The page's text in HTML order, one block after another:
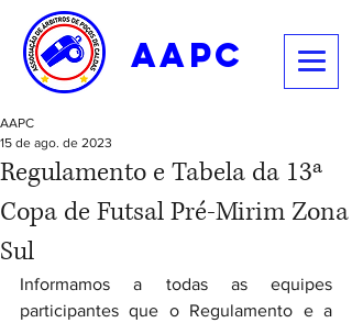
aapc
Regulamento e Tabela da 13ª
Copa de Futsal Pré-Mirim Zona
Sul
AAPC
15 de ago. de 2023
Informamos a todas as equipes
participantes que o Regulamento e a